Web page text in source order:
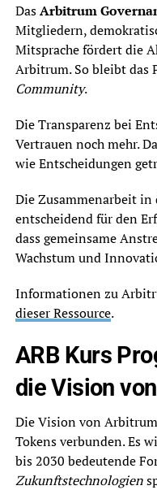
DasArbitrum
Mitgliedern,
Mitsprache fördert die
Arbitrum. So bleibt das
Community.
Die Transparenz bei
Vertrauen noch mehr.
wie Entscheidungen
Die Zusammenarbeit in
entscheidend für den
dass gemeinsame
Wachstum und
Informationen zu
dieser Ressource.
ARB Kurs
die Vision
Die Vision von
Tokens verbunden. Es
bis 2030 bedeutende
Zukunftstechnologien